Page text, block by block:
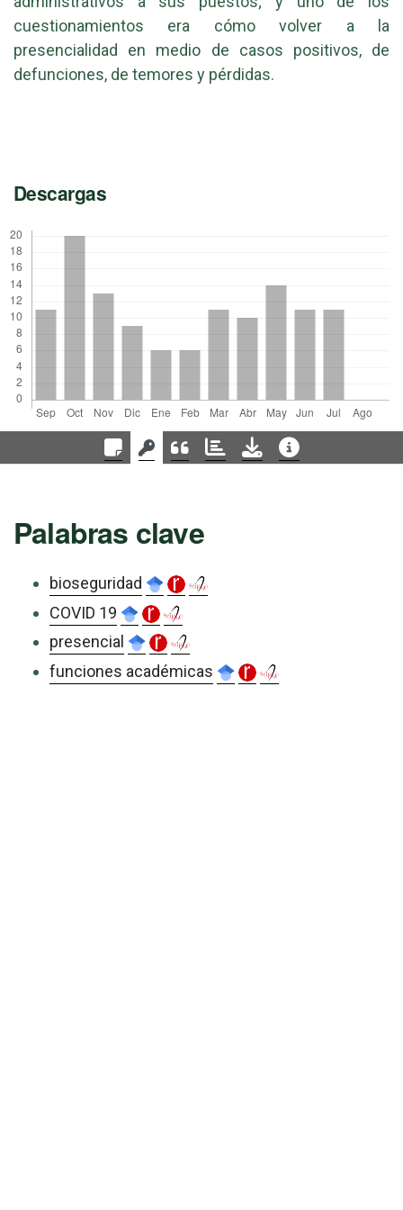
cuestionamientos era cómo volver a la
presencialidad en medio de casos positivos, de
defunciones, de temores y pérdidas.
Descargas
Palabras clave
bioseguridad
COVID 19
presencial
funciones académicas